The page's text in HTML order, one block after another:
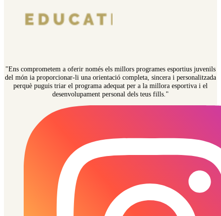
"Ens comprometem a oferir només els millors programes esportius juvenils
del món ia proporcionar-li una orientació completa, sincera i personalitzada
perquè puguis triar el programa adequat per a la millora esportiva i el
desenvolupament personal dels teus fills."